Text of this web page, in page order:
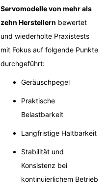
Servomodelle von mehr als
zehn Herstellern bewertet
und wiederholte Praxistests
mit Fokus auf folgende Punkte
durchgeführt:
Geräuschpegel
Praktische
Belastbarkeit
Langfristige Haltbarkeit
Stabilität und
Konsistenz bei
kontinuierlichem Betrieb